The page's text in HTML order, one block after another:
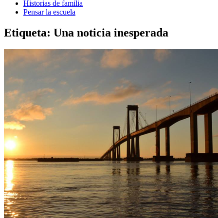
Historias de familia
Pensar la escuela
Etiqueta: Una noticia inesperada